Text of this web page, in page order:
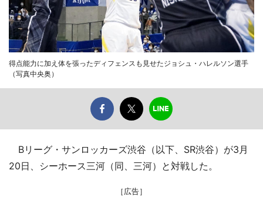
得点能力に加え体を張ったディフェンスも見せたジョシュ・ハレルソン選手
（写真中央奥）
Bリーグ・サンロッカーズ渋谷（以下、SR渋谷）が3月
20日、シーホース三河（同、三河）と対戦した。
［広告］